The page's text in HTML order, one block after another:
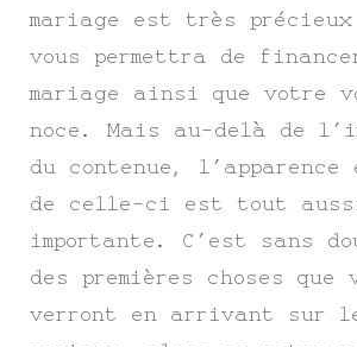
mariage est très
vous permettra de
mariage ainsi que votre
noce. Mais au-delà de
du contenue, l’apparence
de celle-ci est tout
importante. C’est sans
des premières choses
verront en arrivant sur